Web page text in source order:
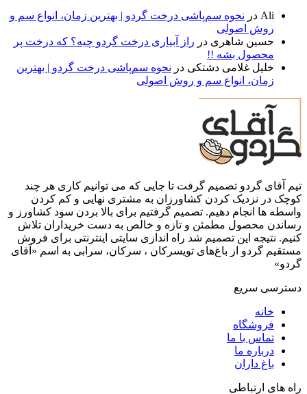
Ali در نحوه سم‌پاشی درخت گردو | بهترین زمان، انواع سم و
روش اصولی
حسین شاهری در راز آبیاری درخت گردو چیه؟ که درخت پر
محصول بشه !!
خلیل غلامی دشتکی در نحوه سم‌پاشی درخت گردو | بهترین
زمان، انواع سم و روش اصولی
تیم آقای گردو تصمیم گرفت تا جایی که می توانیم کاری هر چند
کوچک در نزدیک کردن کشاورزان به مشتری نهایی و کم کردن
واسطه ها انجام دهیم. تصمیم گرفتیم برای بالا بردن سود کشاورز و
رساندن محصول مطمئن و تازه و خالص به دست خریداران تلاش
کنیم. نتیجه این تصمیم شد راه اندازی سایتی اینترنتی برای فروش
مستقیم گردو از باغ‌های تویسرکان ، سرکان، سرابی به اسم «آقای
گردو»
دسترسی سریع
خانه
فروشگاه
تماس با ما
درباره ما
باغ داران
راه های ارتباطی